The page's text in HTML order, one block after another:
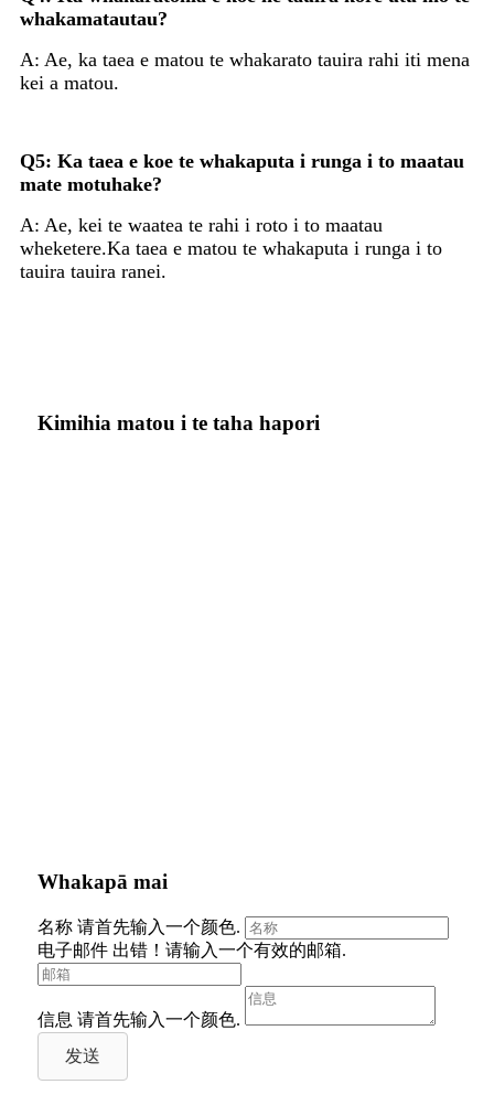
whakamatautau?
A: Ae, ka taea e matou te whakarato tauira rahi iti mena
kei a matou.
Q5: Ka taea e koe te whakaputa i runga i to maatau
mate motuhake?
A: Ae, kei te waatea te rahi i roto i to maatau
wheketere.Ka taea e matou te whakaputa i runga i to
tauira tauira ranei.
Kimihia matou i te taha hapori
Whakapā mai
名称 请首先输入一个颜色.
电子邮件 出错！请输入一个有效的邮箱.
信息 请首先输入一个颜色.
发送